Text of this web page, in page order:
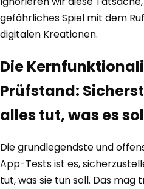
gefährliches Spiel mit dem
digitalen Kreationen.
Die
Prüfstand:
alles tut, was es
Die grundlegendste und
App-Tests ist es,
tut, was sie tun soll. Das mag